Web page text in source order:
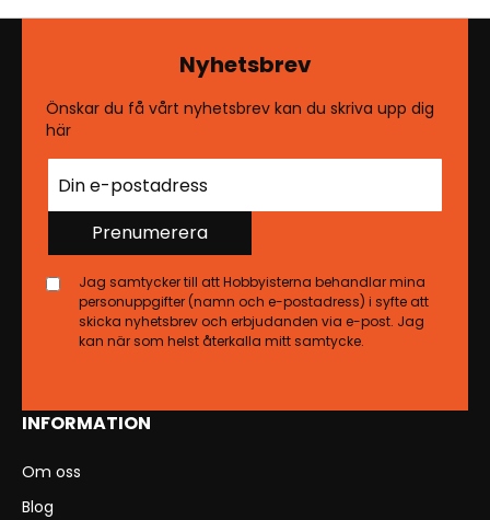
INFORMATION
Om oss
Blog
Nyhetsbrev
Önskar du få vårt nyhetsbrev kan du skriva upp dig
här
Prenumerera
Jag samtycker till att Hobbyisterna behandlar mina
personuppgifter (namn och e-postadress) i syfte att
skicka nyhetsbrev och erbjudanden via e-post. Jag
kan när som helst återkalla mitt samtycke.